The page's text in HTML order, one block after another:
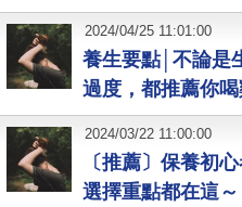
養生要點│不論是
過度，都推薦你喝
2024/04/25 11:01:00
〔推薦〕保養初
選擇重點都在這～
2024/03/22 11:00:00